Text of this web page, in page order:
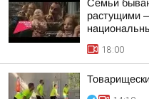
Семьи
растущими
18:00